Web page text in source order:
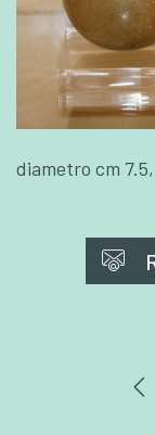
diametro cm 7.5,